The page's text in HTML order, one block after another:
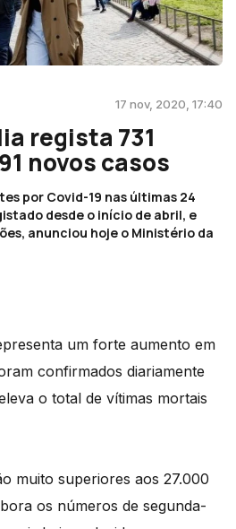
17 nov, 2020, 17:40
regista 731
novos casos
por Covid-19 nas últimas 24
desde o início de abril, e
anunciou hoje o Ministério da
um forte aumento em
confirmados diariamente
o total de vítimas mortais
muito superiores aos 27.000
os números de segunda-